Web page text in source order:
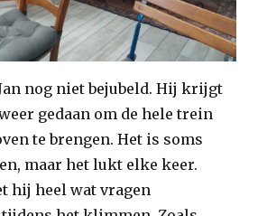
nog niet bejubeld. Hij krijgt
gedaan om de hele trein
te brengen. Het is soms
maar het lukt elke keer.
hij heel wat vragen